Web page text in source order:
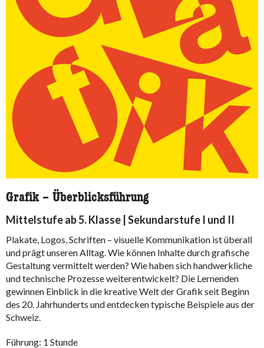
Grafik – Überblicksführung
Mittelstufe ab 5. Klasse | Sekundarstufe I und II
Plakate, Logos, Schriften – visuelle Kommunikation ist überall
und prägt unseren Alltag. Wie können Inhalte durch grafische
Gestaltung vermittelt werden? Wie haben sich handwerkliche
und technische Prozesse weiterentwickelt? Die Lernenden
gewinnen Einblick in die kreative Welt der Grafik seit Beginn
des 20. Jahrhunderts und entdecken typische Beispiele aus der
Schweiz.
Führung: 1 Stunde